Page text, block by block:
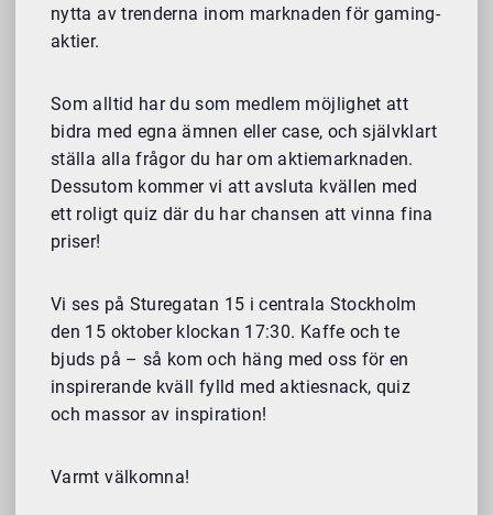
nytta av trenderna inom marknaden för gaming-
aktier.
Som alltid har du som medlem möjlighet att
bidra med egna ämnen eller case, och självklart
ställa alla frågor du har om aktiemarknaden.
Dessutom kommer vi att avsluta kvällen med
ett roligt quiz där du har chansen att vinna fina
priser!
Vi ses på Sturegatan 15 i centrala Stockholm
den 15 oktober klockan 17:30. Kaffe och te
bjuds på – så kom och häng med oss för en
inspirerande kväll fylld med aktiesnack, quiz
och massor av inspiration!
Varmt välkomna!